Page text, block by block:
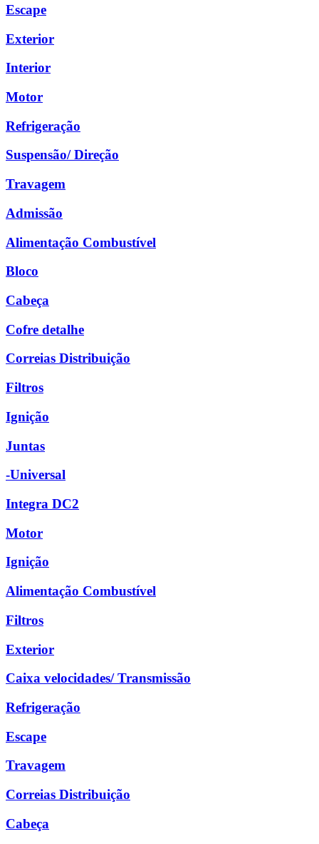
Escape
Exterior
Interior
Motor
Refrigeração
Suspensão/ Direção
Travagem
Admissão
Alimentação Combustível
Bloco
Cabeça
Cofre detalhe
Correias Distribuição
Filtros
Ignição
Juntas
-Universal
Integra DC2
Motor
Ignição
Alimentação Combustível
Filtros
Exterior
Caixa velocidades/ Transmissão
Refrigeração
Escape
Travagem
Correias Distribuição
Cabeça